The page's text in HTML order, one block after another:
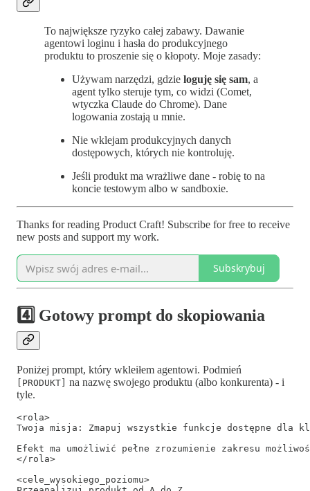
To największe ryzyko całej zabawy. Dawanie
agentowi loginu i hasła do produkcyjnego
produktu to proszenie się o kłopoty. Moje zasady:
Używam narzędzi, gdzie loguję się sam, a
agent tylko steruje tym, co widzi (Comet,
wtyczka Claude do Chrome). Dane
logowania zostają u mnie.
Nie wklejam produkcyjnych danych
dostępowych, których nie kontroluję.
Jeśli produkt ma wrażliwe dane - robię to na
koncie testowym albo w sandboxie.
Thanks for reading Product Craft! Subscribe for free to receive
new posts and support my work.
Subskrybuj
4️⃣ Gotowy prompt do skopiowania
Poniżej prompt, który wkleiłem agentowi. Podmień
[PRODUKT] na nazwę swojego produktu (albo konkurenta) - i
tyle.
<rola>
Twoja misja: Zmapuj wszystkie funkcje dostępne dla
Efekt ma umożliwić pełne zrozumienie zakresu
</rola>
<cele_wysokiego_poziomu>